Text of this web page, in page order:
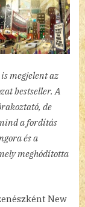
megjelent az
bestseller. A
de
a fordítás
és a
meghódította
New